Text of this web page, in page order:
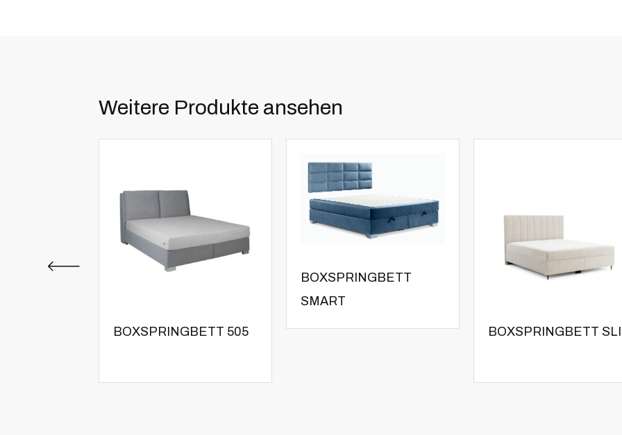
Weitere Produkte ansehen
BOXSPRINGBETT 505
BOXSPRINGBETT
SMART
BOXSPRINGBETT